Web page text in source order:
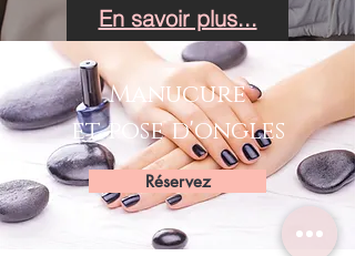
En savoir plus...
Manucure
et pose d'ongles
Réservez